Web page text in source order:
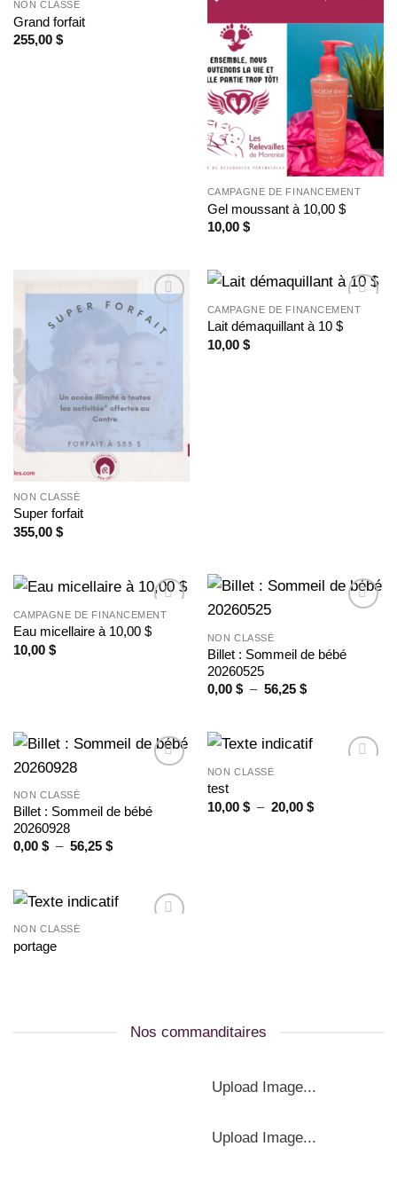
NON CLASSÉ
Grand forfait
255,00 $
à la
wishlist
CAMPAGNE DE FINANCEMENT
Gel moussant à 10,00 $
10,00 $
Ajouter
à la
NON CLASSÉ
Super forfait
355,00 $
Ajouter
CAMPAGNE DE FINANCEMENT
Lait démaquillant à 10 $
10,00 $
Ajouter
CAMPAGNE DE FINANCEMENT
Eau micellaire à 10,00 $
10,00 $
wishlist
NON CLASSÉ
Billet : Sommeil de bébé
20260525
0,00 $ – 56,25 $Plage
à
56,25 $
wishlist
NON CLASSÉ
Billet : Sommeil de bébé
20260928
0,00 $ – 56,25 $Plage
à
56,25 $
NON CLASSÉ
test
10,00 $ – 20,00 $Plage
NON CLASSÉ
portage
Nos commanditaires
Upload Image...
Upload Image...